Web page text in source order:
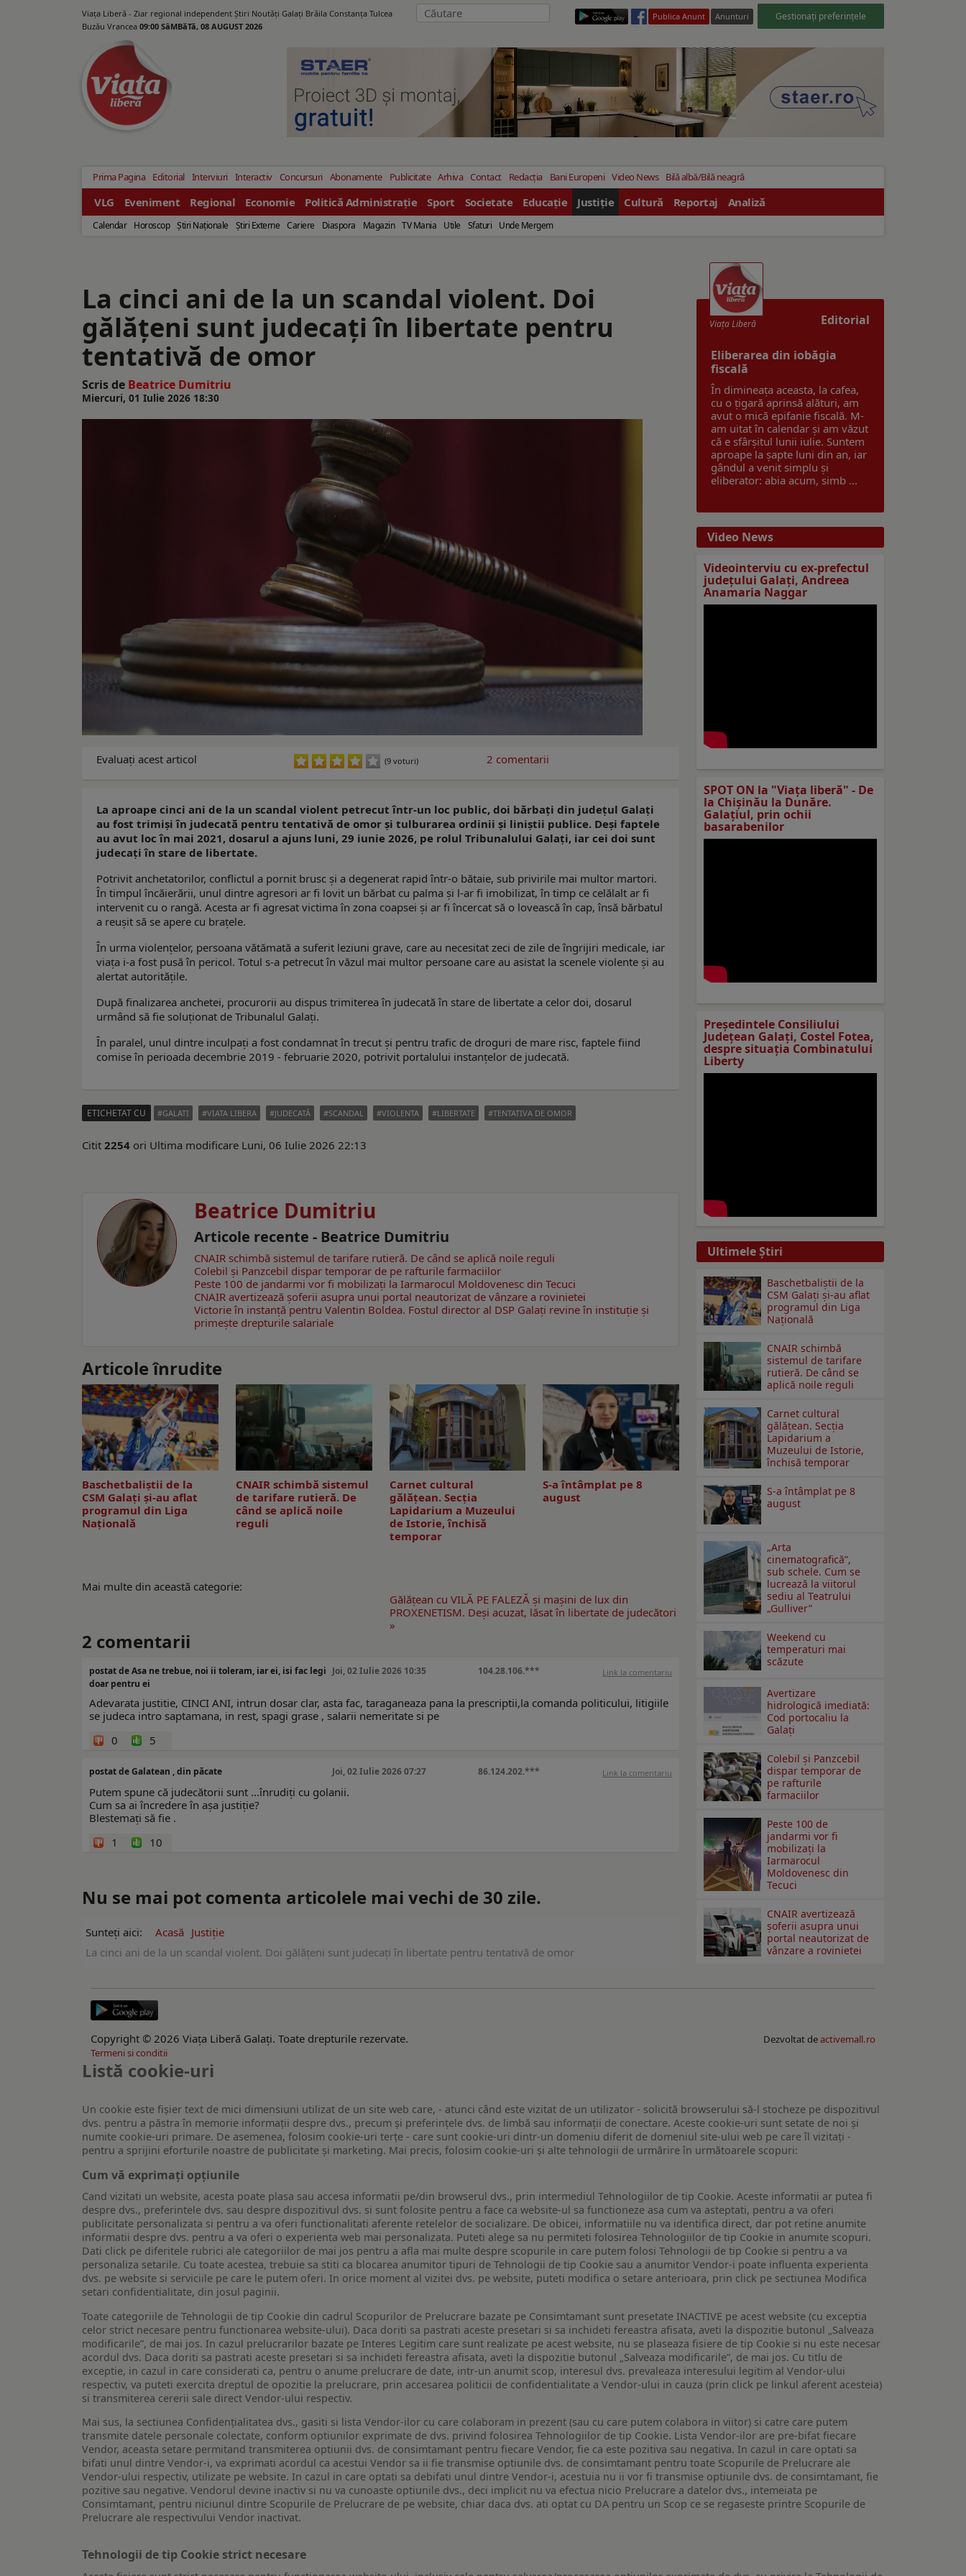
Viața Liberă - Ziar regional independent Știri Noutăți Galaţi Brăila Constanţa Tulcea
Buzău Vrancea 09:00 SâMBăTă, 08 AUGUST 2026
Publica Anunt Anunturi Gestionați preferințele
Prima Pagina Editorial Interviuri Interactiv Concursuri Abonamente Publicitate Arhiva Contact Redacția Bani Europeni Video News Bilă albă/Bilă neagră
VLG Eveniment Regional Economie Politică Administrație Sport Societate Educație Justiție Cultură Reportaj Analiză
Calendar Horoscop Ştiri Naţionale Ştiri Externe Cariere Diaspora Magazin TV Mania Utile Sfaturi Unde Mergem
La cinci ani de la un scandal violent. Doi
gălățeni sunt judecați în libertate pentru
tentativă de omor
Scris de Beatrice Dumitriu
Miercuri, 01 Iulie 2026 18:30
Evaluaţi acest articol (9 voturi) 2 comentarii
La aproape cinci ani de la un scandal violent petrecut într-un loc public, doi bărbați din județul Galați
au fost trimiși în judecată pentru tentativă de omor și tulburarea ordinii și liniștii publice. Deși faptele
au avut loc în mai 2021, dosarul a ajuns luni, 29 iunie 2026, pe rolul Tribunalului Galați, iar cei doi sunt
judecați în stare de libertate.
Potrivit anchetatorilor, conflictul a pornit brusc și a degenerat rapid într-o bătaie, sub privirile mai multor martori.
În timpul încăierării, unul dintre agresori ar fi lovit un bărbat cu palma și l-ar fi imobilizat, în timp ce celălalt ar fi
intervenit cu o rangă. Acesta ar fi agresat victima în zona coapsei și ar fi încercat să o lovească în cap, însă bărbatul
a reușit să se apere cu brațele.
În urma violențelor, persoana vătămată a suferit leziuni grave, care au necesitat zeci de zile de îngrijiri medicale, iar
viața i-a fost pusă în pericol. Totul s-a petrecut în văzul mai multor persoane care au asistat la scenele violente și au
alertat autoritățile.
După finalizarea anchetei, procurorii au dispus trimiterea în judecată în stare de libertate a celor doi, dosarul
urmând să fie soluționat de Tribunalul Galați.
În paralel, unul dintre inculpați a fost condamnat în trecut și pentru trafic de droguri de mare risc, faptele fiind
comise în perioada decembrie 2019 - februarie 2020, potrivit portalului instanțelor de judecată.
ETICHETAT CU GALATI VIATA LIBERA JUDECATĂ SCANDAL VIOLENTA LIBERTATE TENTATIVA DE OMOR
Citit 2254 ori Ultima modificare Luni, 06 Iulie 2026 22:13
Beatrice Dumitriu
Articole recente - Beatrice Dumitriu
CNAIR schimbă sistemul de tarifare rutieră. De când se aplică noile reguli
Colebil și Panzcebil dispar temporar de pe rafturile farmaciilor
Peste 100 de jandarmi vor fi mobilizați la Iarmarocul Moldovenesc din Tecuci
CNAIR avertizează șoferii asupra unui portal neautorizat de vânzare a rovinietei
Victorie în instanță pentru Valentin Boldea. Fostul director al DSP Galați revine în instituție și
primește drepturile salariale
Articole înrudite
Baschetbaliștii de la
CSM Galați și-au aflat
programul din Liga
Națională
CNAIR schimbă sistemul
de tarifare rutieră. De
când se aplică noile
reguli
Carnet cultural
gălăţean. Secţia
Lapidarium a Muzeului
de Istorie, închisă
temporar
S-a întâmplat pe 8
august
Mai multe din această categorie:
Gălăţean cu VILĂ PE FALEZĂ şi maşini de lux din
PROXENETISM. Deşi acuzat, lăsat în libertate de judecători
»
2 comentarii
postat de Asa ne trebue, noi ii toleram, iar ei, isi fac legi
doar pentru ei
Joi, 02 Iulie 2026 10:35 104.28.106.*** Link la comentariu
Adevarata justitie, CINCI ANI, intrun dosar clar, asta fac, taraganeaza pana la prescriptii,la comanda politicului, litigiile
se judeca intro saptamana, in rest, spagi grase , salarii nemeritate si pe
0
5
postat de Galatean , din păcate Joi, 02 Iulie 2026 07:27 86.124.202.*** Link la comentariu
Putem spune că judecătorii sunt ...înrudiți cu golanii.
Cum sa ai încredere în așa justiție?
Blestemați să fie .
1
10
Nu se mai pot comenta articolele mai vechi de 30 zile.
Sunteți aici: Acasă Justiție
La cinci ani de la un scandal violent. Doi gălățeni sunt judecați în libertate pentru tentativă de omor
Editorial
Viaţa Liberă
Eliberarea din iobăgia
fiscală
În dimineața aceasta, la cafea,
cu o țigară aprinsă alături, am
avut o mică epifanie fiscală. M-
am uitat în calendar și am văzut
că e sfârșitul lunii iulie. Suntem
aproape la șapte luni din an, iar
gândul a venit simplu și
eliberator: abia acum, simb ...
Video News
Videointerviu cu ex-prefectul
judeţului Galaţi, Andreea
Anamaria Naggar
SPOT ON la "Viaţa liberă" - De
la Chișinău la Dunăre.
Galațiul, prin ochii
basarabenilor
Preşedintele Consiliului
Judeţean Galaţi, Costel Fotea,
despre situaţia Combinatului
Liberty
Ultimele Ştiri
Baschetbaliștii de la
CSM Galați și-au aflat
programul din Liga
Națională
CNAIR schimbă
sistemul de tarifare
rutieră. De când se
aplică noile reguli
Carnet cultural
gălăţean. Secţia
Lapidarium a
Muzeului de Istorie,
închisă temporar
S-a întâmplat pe 8
august
„Arta
cinematografică”,
sub schele. Cum se
lucrează la viitorul
sediu al Teatrului
„Gulliver”
Weekend cu
temperaturi mai
scăzute
Avertizare
hidrologică imediată:
Cod portocaliu la
Galaţi
Colebil și Panzcebil
dispar temporar de
pe rafturile
farmaciilor
Peste 100 de
jandarmi vor fi
mobilizați la
Iarmarocul
Moldovenesc din
Tecuci
CNAIR avertizează
șoferii asupra unui
portal neautorizat de
vânzare a rovinietei
Copyright © 2026 Viaţa Liberă Galaţi. Toate drepturile rezervate. Dezvoltat deactivemall.ro
Termeni si conditii
Listă cookie-uri
Un cookie este fişier text de mici dimensiuni utilizat de un site web care, - atunci când este vizitat de un utilizator - solicită browserului să-l stocheze pe dispozitivul
dvs. pentru a păstra în memorie informații despre dvs., precum și preferințele dvs. de limbă sau informații de conectare. Aceste cookie-uri sunt setate de noi și
numite cookie-uri primare. De asemenea, folosim cookie-uri terțe - care sunt cookie-uri dintr-un domeniu diferit de domeniul site-ului web pe care îl vizitați -
pentru a sprijini eforturile noastre de publicitate și marketing. Mai precis, folosim cookie-uri și alte tehnologii de urmărire în următoarele scopuri:
Cum vă exprimați opțiunile
Cand vizitati un website, acesta poate plasa sau accesa informatii pe/din browserul dvs., prin intermediul Tehnologiilor de tip Cookie. Aceste informatii ar putea fi
despre dvs., preferintele dvs. sau despre dispozitivul dvs. si sunt folosite pentru a face ca website-ul sa functioneze asa cum va asteptati, pentru a va oferi
publicitate personalizata si pentru a va oferi functionalitati aferente retelelor de socializare. De obicei, informatiile nu va identifica direct, dar pot retine anumite
informatii despre dvs. pentru a va oferi o experienta web mai personalizata. Puteti alege sa nu permiteti folosirea Tehnologiilor de tip Cookie in anumite scopuri.
Dati click pe diferitele rubrici ale categoriilor de mai jos pentru a afla mai multe despre scopurile in care putem folosi Tehnologii de tip Cookie si pentru a va
personaliza setarile. Cu toate acestea, trebuie sa stiti ca blocarea anumitor tipuri de Tehnologii de tip Cookie sau a anumitor Vendor-i poate influenta experienta
dvs. pe website si serviciile pe care le putem oferi. In orice moment al vizitei dvs. pe website, puteti modifica o setare anterioara, prin click pe sectiunea Modifica
setari confidentialitate, din josul paginii.
Toate categoriile de Tehnologii de tip Cookie din cadrul Scopurilor de Prelucrare bazate pe Consimtamant sunt presetate INACTIVE pe acest website (cu exceptia
celor strict necesare pentru functionarea website-ului). Daca doriti sa pastrati aceste presetari si sa inchideti fereastra afisata, aveti la dispozitie butonul „Salveaza
modificarile”, de mai jos. In cazul prelucrarilor bazate pe Interes Legitim care sunt realizate pe acest website, nu se plaseaza fisiere de tip Cookie si nu este necesar
acordul dvs. Daca doriti sa pastrati aceste presetari si sa inchideti fereastra afisata, aveti la dispozitie butonul „Salveaza modificarile”, de mai jos. Cu titlu de
exceptie, in cazul in care considerati ca, pentru o anume prelucrare de date, intr-un anumit scop, interesul dvs. prevaleaza interesului legitim al Vendor-ului
respectiv, va puteti exercita dreptul de opozitie la prelucrare, prin accesarea politicii de confidentialitate a Vendor-ului in cauza (prin click pe linkul aferent acesteia)
si transmiterea cererii sale direct Vendor-ului respectiv.
Mai sus, la sectiunea Confidențialitatea dvs., gasiti si lista Vendor-ilor cu care colaboram in prezent (sau cu care putem colabora in viitor) si catre care putem
transmite datele personale colectate, conform optiunilor exprimate de dvs. privind folosirea Tehnologiilor de tip Cookie. Lista Vendor-ilor are pre-bifat fiecare
Vendor, aceasta setare permitand transmiterea optiunii dvs. de consimtamant pentru fiecare Vendor, fie ca este pozitiva sau negativa. In cazul in care optati sa
bifati unul dintre Vendor-i, va exprimati acordul ca acestui Vendor sa ii fie transmise optiunile dvs. de consimtamant pentru toate Scopurile de Prelucrare ale
Vendor-ului respectiv, utilizate pe website. In cazul in care optati sa debifati unul dintre Vendor-i, acestuia nu ii vor fi transmise optiunile dvs. de consimtamant, fie
pozitive sau negative. Vendorul devine inactiv si nu va cunoaste optiunile dvs., deci implicit nu va efectua nicio Prelucrare a datelor dvs., intemeiata pe
Consimtamant, pentru niciunul dintre Scopurile de Prelucrare de pe website, chiar daca dvs. ati optat cu DA pentru un Scop ce se regaseste printre Scopurile de
Prelucrare ale respectivului Vendor inactivat.
Tehnologii de tip Cookie strict necesare